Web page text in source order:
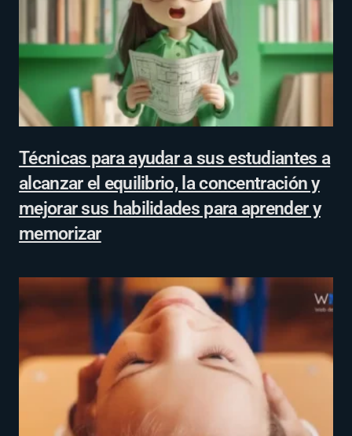
Técnicas para ayudar a sus estudiantes a
alcanzar el equilibrio, la concentración y
mejorar sus habilidades para aprender y
memorizar